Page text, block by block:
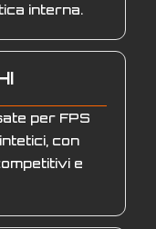
interna.
per FPS
con
e